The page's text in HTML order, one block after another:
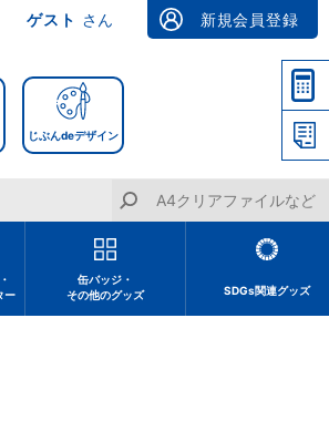
ゲスト さん 新規会員登録
じぶんdeデザイン
ー
缶バッジ・
その他のグッズ
SDGs関連グッズ